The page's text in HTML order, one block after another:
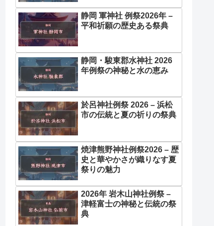
静岡 軍神社 例祭2026年 –
平和祈願の歴史ある祭典
静岡・駿東郡水神社 2026
年例祭の神秘と水の恵み
於呂神社例祭 2026 – 浜松
市の伝統と夏の祈りの祭典
焼津熊野神社例祭2026 – 歴
史と華やかさが織りなす夏
祭りの魅力
2026年 岩木山神社例祭 –
津軽富士の神秘と伝統の祭
典